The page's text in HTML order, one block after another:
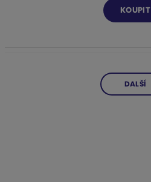
KOUPIT
DALŠÍ